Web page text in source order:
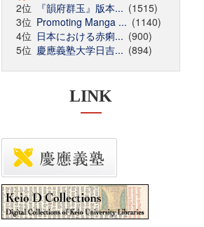
2位
『韻府群玉』版本... (1515)
3位 Promoting Manga ... (1140)
4位 日本における赤痢... (900)
5位 慶應義塾大学日吉... (894)
LINK